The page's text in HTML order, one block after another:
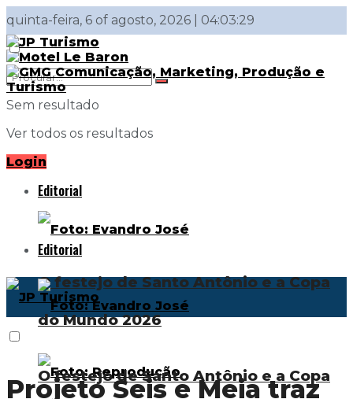
quinta-feira, 6 of agosto, 2026 | 04:03:29
Sem resultado
Ver todos os resultados
Login
Editorial
O festejo de Santo Antônio e a Copa
do Mundo 2026
Editorial
O festejo de Santo Antônio e a Copa
Projeto Seis e Meia traz